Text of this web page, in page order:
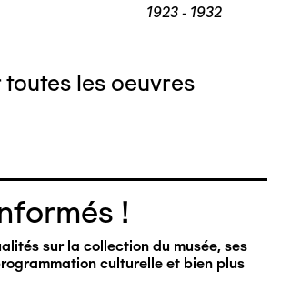
1923 - 1932
toutes les oeuvres
!
sur la collection du musée, ses
culturelle et bien plus